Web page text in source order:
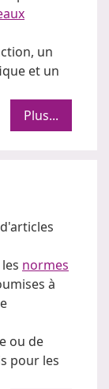
un
et un
Plus...
normes
à
ou de
pour les